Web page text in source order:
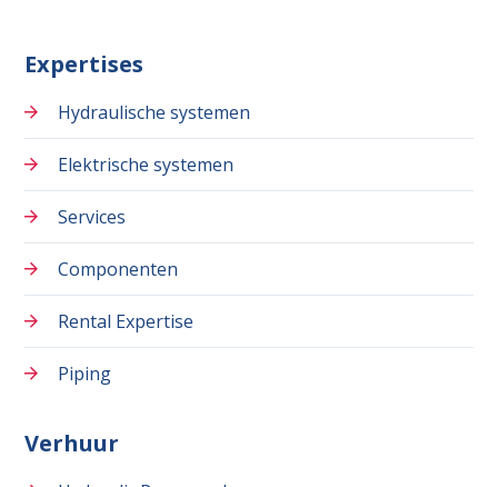
Expertises
Hydraulische systemen
Elektrische systemen
Services
Componenten
Rental Expertise
Piping
Verhuur